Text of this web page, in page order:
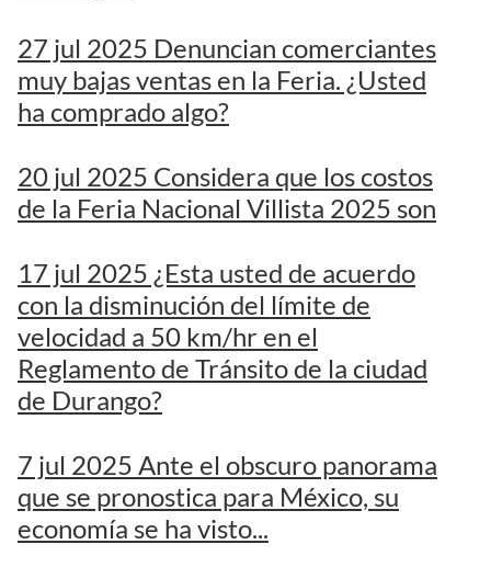
27 jul 2025 Denuncian comerciantes
muy bajas ventas en la Feria. ¿Usted
ha comprado algo?
20 jul 2025 Considera que los costos
de la Feria Nacional Villista 2025 son
17 jul 2025 ¿Esta usted de acuerdo
con la disminución del límite de
velocidad a 50 km/hr en el
Reglamento de Tránsito de la ciudad
de Durango?
7 jul 2025 Ante el obscuro panorama
que se pronostica para México, su
economía se ha visto...